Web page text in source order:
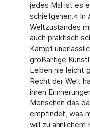
jedes Mal ist es
schiefgehen.« In
Weltzustandes
auch prak­tisch
Kampf
groß­artige
Leben nie leicht
Recht der Welt
ihren
Men­schen das
empfindet, was
will zu ähnlichem